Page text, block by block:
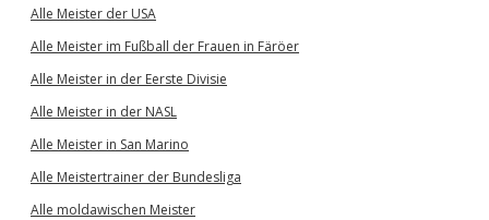
Alle Meister der USA
Alle Meister im Fußball der Frauen in Färöer
Alle Meister in der Eerste Divisie
Alle Meister in der NASL
Alle Meister in San Marino
Alle Meistertrainer der Bundesliga
Alle moldawischen Meister